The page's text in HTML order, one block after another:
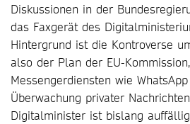
Diskussionen in der
das Faxgerät des
Hintergrund ist die Kontroverse
also der Plan der EU-
Messengerdiensten wie
Überwachung privater
Digitalminister ist bislang